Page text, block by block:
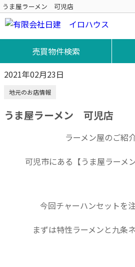
うま屋ラーメン 可児店
売買物件検索
2021年02月23日
地元のお店情報
うま屋ラーメン 可児店
ラーメン屋のご紹介
可児市にある【うま屋ラーメ
今回チャーハンセットを
まずは特性ラーメンと九条